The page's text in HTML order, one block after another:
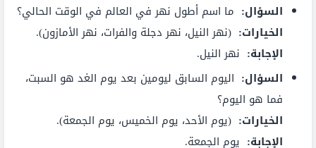
السؤال: ما اسم أطول نهر في العالم في الوقت الحالي؟
الخيارات: (نهر النيل، نهر دجلة والفرات، نهر الأمازون).
الإجابة: نهر النيل.
السؤال: اليوم السابق ليومين بعد يوم الغد هو السبت،
فما هو اليوم؟
الخيارات: (يوم الأحد، يوم الخميس، يوم الجمعة).
الإجابة: يوم الجمعة.